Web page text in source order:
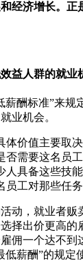
经济增长。正
益人群的就业
薪酬标准”来规
业机会。
体价值主要取决
否需要这名员工
人具备这些技能
员工对那些任
动，就业者贩
择出价更高的
佣一个达不到
低薪酬”的规定